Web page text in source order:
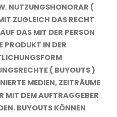
NUTZUNGSHONORAR (
ZUGLEICH DAS RECHT
DAS MIT DER PERSON
PRODUKT IN DER
( BUYOUTS )
MEDIEN, ZEITRÄUME
MIT DEM AUFTRAGGEBER
BUYOUTS KÖNNEN